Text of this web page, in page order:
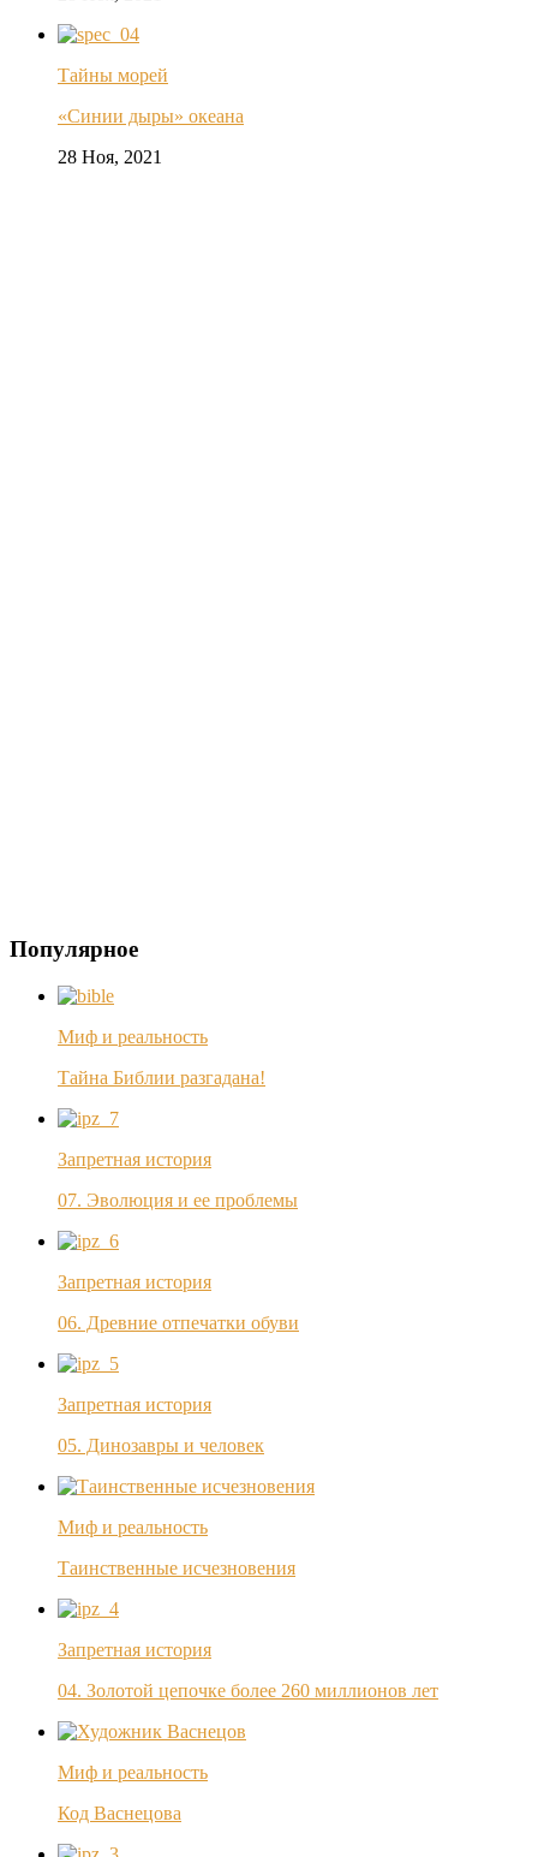
Тайны морей
«Синии дыры» океана
28 Ноя, 2021
Популярное
Миф и реальность
Тайна Библии разгадана!
Запретная история
07. Эволюция и ее проблемы
Запретная история
06. Древние отпечатки обуви
Запретная история
05. Динозавры и человек
Миф и реальность
Таинственные исчезновения
Запретная история
04. Золотой цепочке более 260 миллионов лет
Миф и реальность
Код Васнецова